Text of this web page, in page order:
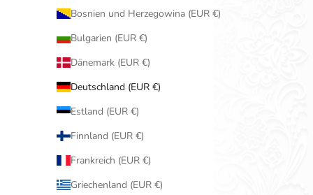
Bosnien und Herzegowina (EUR €)
Bulgarien (EUR €)
Dänemark (EUR €)
Deutschland (EUR €)
Estland (EUR €)
Finnland (EUR €)
Frankreich (EUR €)
Griechenland (EUR €)